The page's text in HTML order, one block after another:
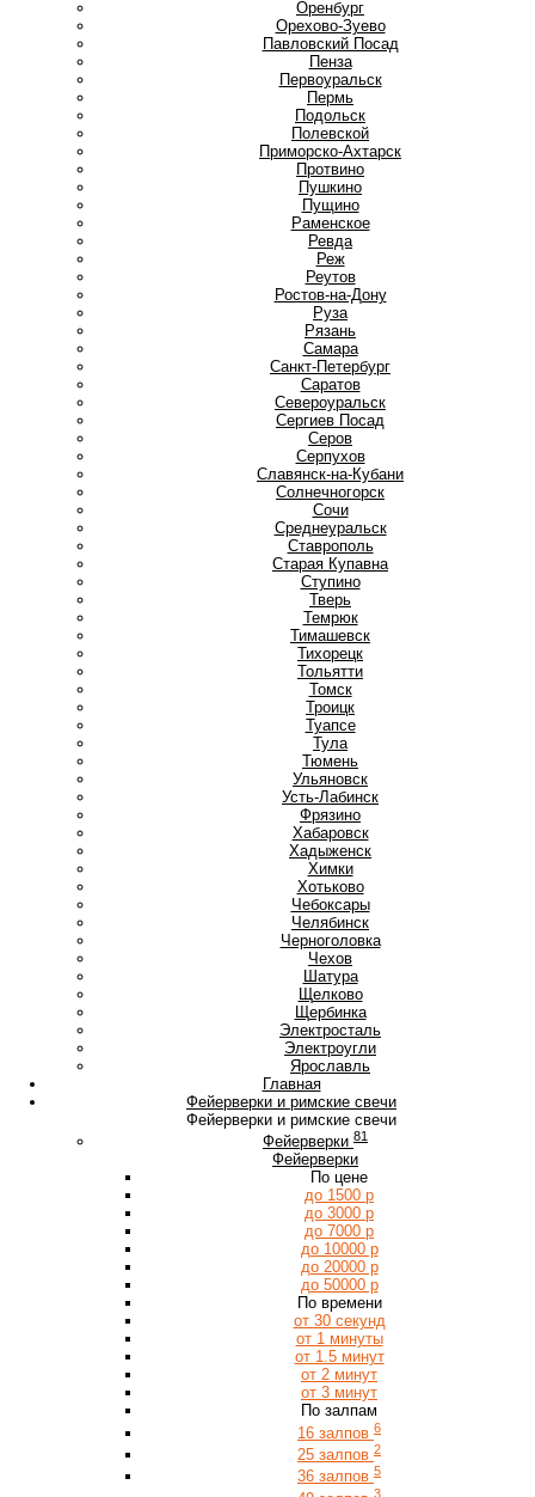
Оренбург
Орехово-Зуево
Павловский Посад
Пенза
Первоуральск
Пермь
Подольск
Полевской
Приморско-Ахтарск
Протвино
Пушкино
Пущино
Раменское
Ревда
Реж
Реутов
Ростов-на-Дону
Руза
Рязань
Самара
Санкт-Петербург
Саратов
Североуральск
Сергиев Посад
Серов
Серпухов
Славянск-на-Кубани
Солнечногорск
Сочи
Среднеуральск
Ставрополь
Старая Купавна
Ступино
Тверь
Темрюк
Тимашевск
Тихорецк
Тольятти
Томск
Троицк
Туапсе
Тула
Тюмень
Ульяновск
Усть-Лабинск
Фрязино
Хабаровск
Хадыженск
Химки
Хотьково
Чебоксары
Челябинск
Черноголовка
Чехов
Шатура
Щелково
Щербинка
Электросталь
Электроугли
Ярославль
Главная
Фейерверки и римские свечи
Фейерверки и римские свечи
Фейерверки 81
Фейерверки
По цене
до 1500 р
до 3000 р
до 7000 р
до 10000 р
до 20000 р
до 50000 р
По времени
от 30 секунд
от 1 минуты
от 1.5 минут
от 2 минут
от 3 минут
По залпам
16 залпов 6
25 залпов 2
36 залпов 5
3